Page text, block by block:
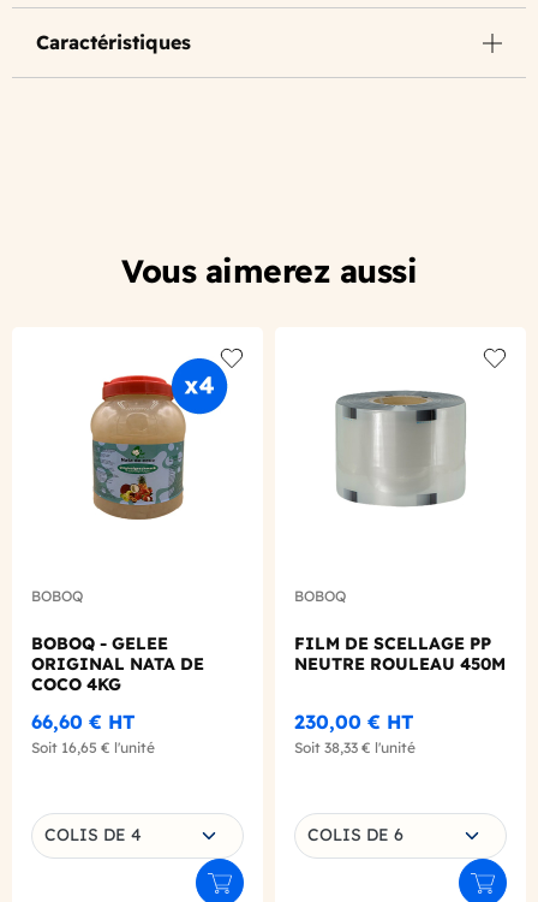
Caractéristiques
Vous aimerez aussi
Add to wishlist
BOBOQ
BOBOQ - GELEE
ORIGINAL NATA DE
COCO 4KG
66,60 € HT
Soit 16,65 € l'unité
Choisissez une déclinaison
COLIS DE 4
Ajouter au panier
BOBOQ
FILM DE SCELLAGE PP
NEUTRE ROULEAU 450M
230,00 € HT
Soit 38,33 € l'unité
Choisissez une déclinaison
COLIS DE 6